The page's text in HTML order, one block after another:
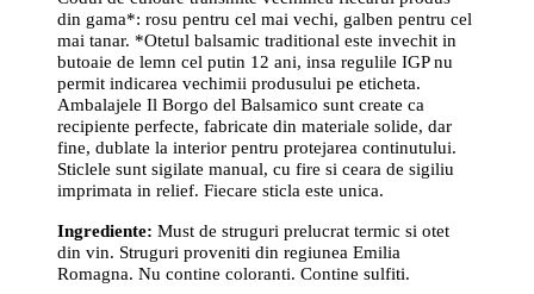
din gama*: rosu pentru cel mai vechi, galben pentru cel
mai tanar. *Otetul balsamic traditional este invechit in
butoaie de lemn cel putin 12 ani, insa regulile IGP nu
permit indicarea vechimii produsului pe eticheta.
Ambalajele Il Borgo del Balsamico sunt create ca
recipiente perfecte, fabricate din materiale solide, dar
fine, dublate la interior pentru protejarea continutului.
Sticlele sunt sigilate manual, cu fire si ceara de sigiliu
imprimata in relief. Fiecare sticla este unica.
Ingrediente: Must de struguri prelucrat termic si otet
din vin. Struguri proveniti din regiunea Emilia
Romagna. Nu contine coloranti. Contine sulfiti.